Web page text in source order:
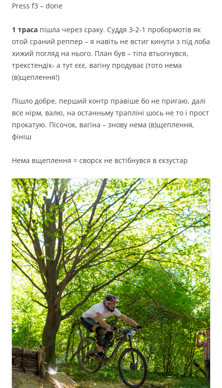
Press f3 – done
1 траса пішла через сраку. Суддя 3-2-1 пробормотів як
отой сраний реппер – я навіть не встиг кинути з під лоба
хижий погляд на нього. План був – тіпа втьогнувся,
трекстендік- а тут єєє, вагіну продуває (тото нема
(в)щеплення!)
Пішло добре, перший контр правіше бо не пригаю, далі
все нірм, валю, на останньму трапліні шось не то і прост
прокатую. Пісочок, вагіна – знову нема (в)щеплення,
фініш
Нема вщеплення = сворск не встібнувся в єкзустар